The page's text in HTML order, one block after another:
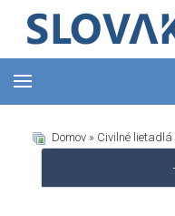
Domov » Civilné lietadlá